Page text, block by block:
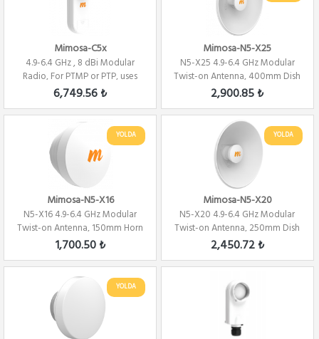
Mimosa-C5x
4.9-6.4 GHz , 8 dBi Modular
Radio, For PTMP or PTP, uses
N5-X Antenna
6,749.56 ₺
Mimosa-N5-X25
N5-X25 4.9-6.4 GHz Modular
Twist-on Antenna, 400mm Dish
for C5x on...
2,900.85 ₺
YOLDA
Mimosa-N5-X16
N5-X16 4.9-6.4 GHz Modular
Twist-on Antenna, 150mm Horn
for C5x on...
1,700.50 ₺
YOLDA
Mimosa-N5-X20
N5-X20 4.9-6.4 GHz Modular
Twist-on Antenna, 250mm Dish
for C5x on...
2,450.72 ₺
YOLDA